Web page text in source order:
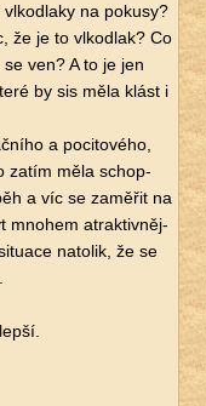
na po­ku­sy?
že je to vl­kodlak? Co
ven? A to je jen
by sis měla klást i
a po­ci­to­vé­ho,
zatím měla schop­
a víc se za­mě­řit na
mno­hem atrak­tiv­něj­
na­to­lik, že se